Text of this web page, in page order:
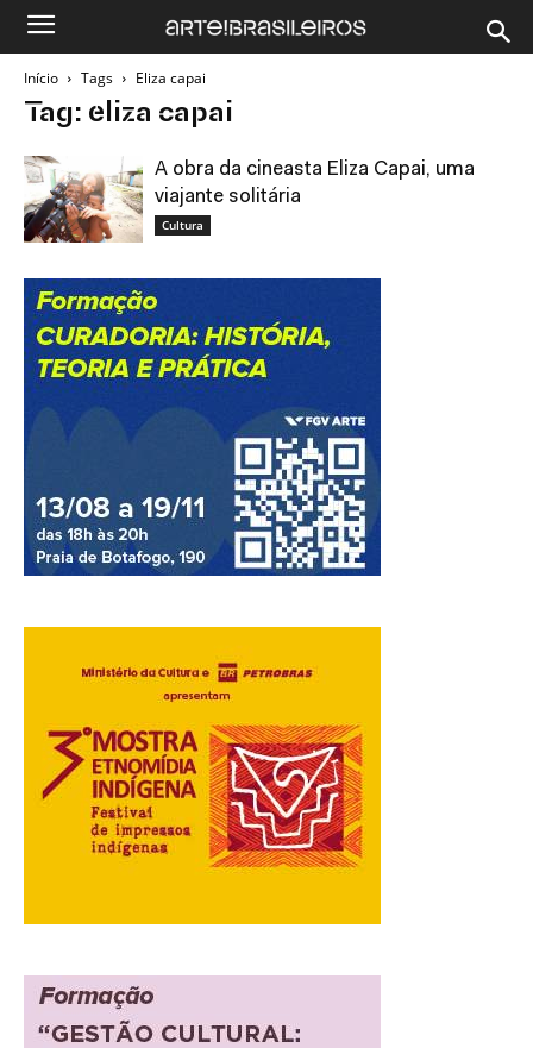
Início Tags Eliza capai
Tag: eliza capai
A obra da cineasta Eliza Capai, uma
viajante solitária
Cultura